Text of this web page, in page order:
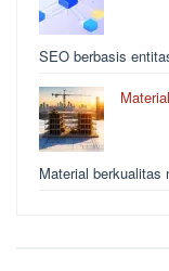
SEO berbasis
Material